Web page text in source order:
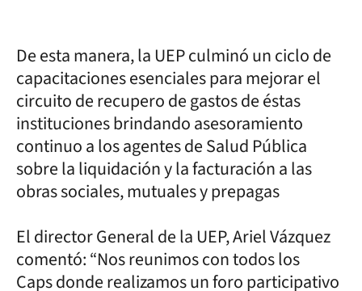
De esta manera, la UEP culminó un ciclo de
capacitaciones esenciales para mejorar el
circuito de recupero de gastos de éstas
instituciones brindando asesoramiento
continuo a los agentes de Salud Pública
sobre la liquidación y la facturación a las
obras sociales, mutuales y prepagas
El director General de la UEP, Ariel Vázquez
comentó: “Nos reunimos con todos los
Caps donde realizamos un foro participativo